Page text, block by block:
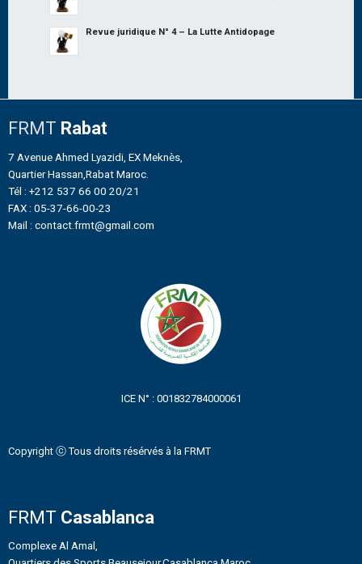
Revue juridique N° 4 – La Lutte Antidopage
FRMT Rabat
7 Avenue Ahmed Lyazidi, EX Meknès,
Quartier Hassan,Rabat Maroc.
Tél : +212 537 66 00 20/21
FAX : 05-37-66-00-23
Mail : contact.frmt@gmail.com
ICE N° : 001832784000061
Copyright ⓒ Tous droits résérvés à la FRMT
FRMT Casablanca
Complexe Al Amal,